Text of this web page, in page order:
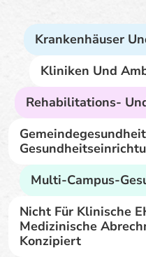
Krankenhäuser
Kliniken Und
Rehabilitations-
Multi-Campus-
Nicht Für Klinische
Medizinische
Konzipiert